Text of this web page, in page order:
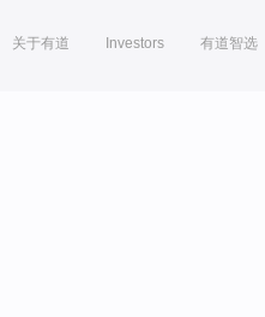
关于有道 Investors 有道智选